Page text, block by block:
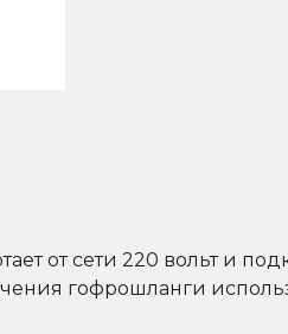
от сети 220 вольт и
гофрошланги